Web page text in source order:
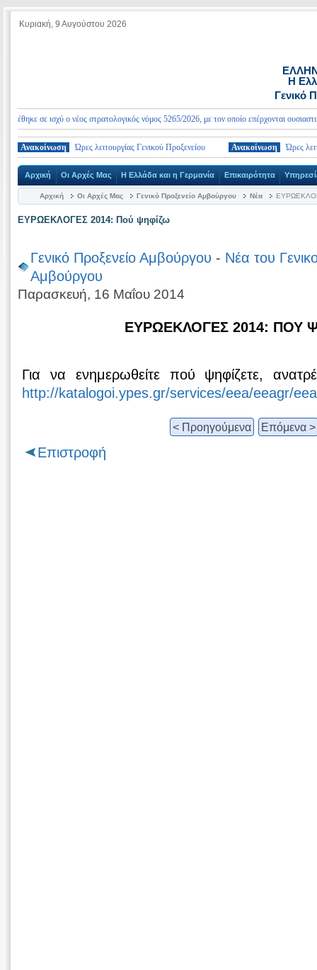
Κυριακή, 9 Αυγούστου 2026
Η
Γενικό
σε ισχύ ο νέος στρατολογικός νόμος 5265/2026, με τον οποίο επέρχονται ουσιαστικές
Ανακοίνωση Ώρες λειτουργίας Γενικού Προξενείου Ανακοίνωση Ώρες
Αρχική Οι Αρχές Μας Η Ελλάδα και η Γερμανία Επικαιρότητα
Αρχική Οι Αρχές Μας Γενικό Προξενείο Αμβούργου Νέα
ΕΥΡΩΕΚΛΟΓΕΣ 2014: Πού ψηφίζω
Γενικό Προξενείο Αμβούργου - Νέα του
Αμβούργου
Παρασκευή, 16 Μαΐου 2014
ΕΥΡΩΕΚΛΟΓΕΣ 2014: ΠΟΥ
Για να ενημερωθείτε πού ψηφίζετε,
http://katalogoi.ypes.gr/services/eea/eeagr/
< Προηγούμενα Επόμενα >
Επιστροφή